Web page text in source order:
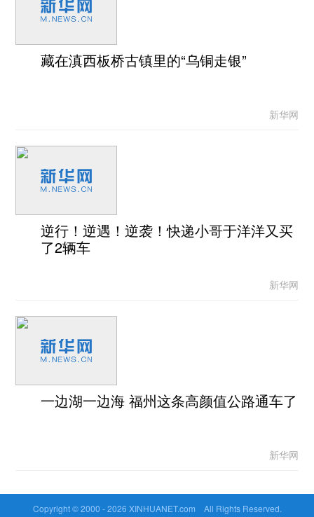
藏在滇西板桥古镇里的“乌铜走银”
新华网
逆行！逆遇！逆袭！快递小哥于洋洋又买
了2辆车
新华网
一边湖一边海 福州这条高颜值公路通车了
新华网
Copyright © 2000 -2026 XINHUANET.com All Rights Reserved.